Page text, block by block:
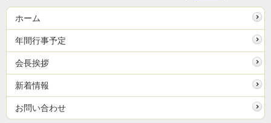
ホーム
年間行事予定
会長挨拶
新着情報
お問い合わせ